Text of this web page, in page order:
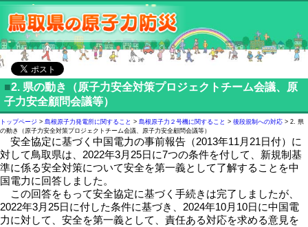
■2. 県の動き（原子力安全対策プロジェクトチーム会議、原
子力安全顧問会議等）
トップページ > 島根原子力発電所に関すること > 島根原子力２号機に関すること > 後段規制への対応 > 2. 県
の動き（原子力安全対策プロジェクトチーム会議、原子力安全顧問会議等）
安全協定に基づく中国電力の事前報告（2013年11月21日付）に
対して鳥取県は、2022年3月25日に7つの条件を付して、新規制基
準に係る安全対策について安全を第一義として了解することを中
国電力に回答しました。
この回答をもって安全協定に基づく手続きは完了しましたが、
2022年3月25日に付した条件に基づき、2024年10月10日に中国電
力に対して、安全を第一義として、責任ある対応を求める意見を